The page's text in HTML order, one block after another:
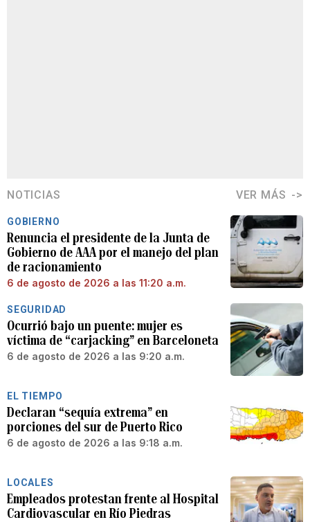
NOTICIAS VER MÁS
GOBIERNO
Renuncia el presidente de la Junta de
Gobierno de AAA por el manejo del plan
de racionamiento
6 de agosto de 2026 a las 11:20 a.m.
SEGURIDAD
Ocurrió bajo un puente: mujer es
víctima de “carjacking” en Barceloneta
6 de agosto de 2026 a las 9:20 a.m.
EL TIEMPO
Declaran “sequía extrema” en
porciones del sur de Puerto Rico
6 de agosto de 2026 a las 9:18 a.m.
LOCALES
Empleados protestan frente al Hospital
Cardiovascular en Río Piedras